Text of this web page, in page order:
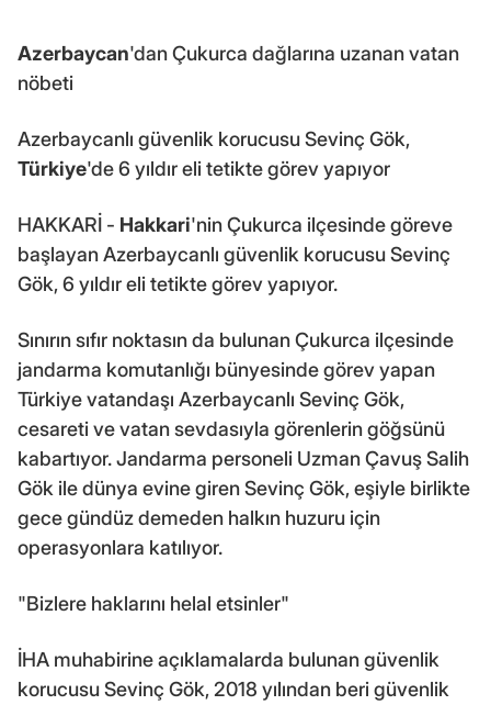
Azerbaycan'dan Çukurca dağlarına uzanan vatan
nöbeti
Azerbaycanlı güvenlik korucusu Sevinç Gök,
Türkiye'de 6 yıldır eli tetikte görev yapıyor
HAKKARİ - Hakkari'nin Çukurca ilçesinde göreve
başlayan Azerbaycanlı güvenlik korucusu Sevinç
Gök, 6 yıldır eli tetikte görev yapıyor.
Sınırın sıfır noktasın da bulunan Çukurca ilçesinde
jandarma komutanlığı bünyesinde görev yapan
Türkiye vatandaşı Azerbaycanlı Sevinç Gök,
cesareti ve vatan sevdasıyla görenlerin göğsünü
kabartıyor. Jandarma personeli Uzman Çavuş Salih
Gök ile dünya evine giren Sevinç Gök, eşiyle birlikte
gece gündüz demeden halkın huzuru için
operasyonlara katılıyor.
"Bizlere haklarını helal etsinler"
İHA muhabirine açıklamalarda bulunan güvenlik
korucusu Sevinç Gök, 2018 yılından beri güvenlik